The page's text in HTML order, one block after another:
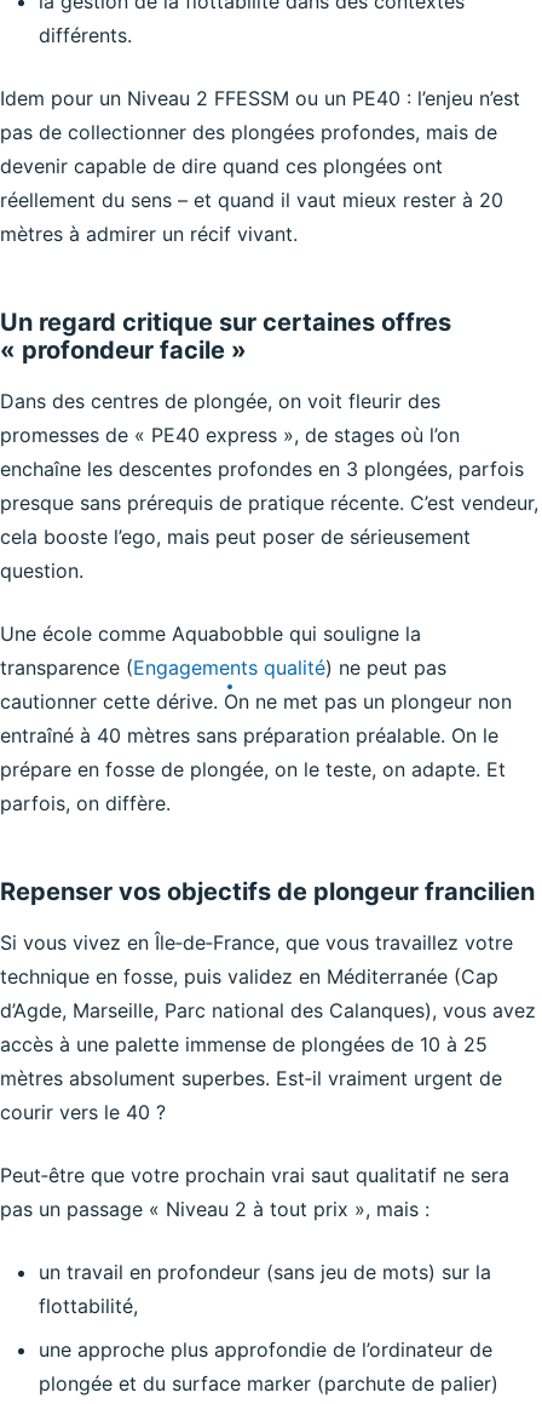
différents.
Idem pour un Niveau 2 FFESSM ou un PE40 : l’enjeu n’est
pas de collectionner des plongées profondes, mais de
devenir capable de dire quand ces plongées ont
réellement du sens – et quand il vaut mieux rester à 20
mètres à admirer un récif vivant.
Un regard critique sur certaines offres
« profondeur facile »
Dans des centres de plongée, on voit fleurir des
promesses de « PE40 express », de stages où l’on
enchaîne les descentes profondes en 3 plongées, parfois
presque sans prérequis de pratique récente. C’est vendeur,
cela booste l’ego, mais peut poser de sérieusement
question.
Une école comme Aquabobble qui souligne la
transparence (Engagements qualité) ne peut pas
cautionner cette dérive. On ne met pas un plongeur non
entraîné à 40 mètres sans préparation préalable. On le
prépare en fosse de plongée, on le teste, on adapte. Et
parfois, on diffère.
Repenser vos objectifs de plongeur francilien
Si vous vivez en Île‑de‑France, que vous travaillez votre
technique en fosse, puis validez en Méditerranée (Cap
d’Agde, Marseille, Parc national des Calanques), vous avez
accès à une palette immense de plongées de 10 à 25
mètres absolument superbes. Est‑il vraiment urgent de
courir vers le 40 ?
Peut‑être que votre prochain vrai saut qualitatif ne sera
pas un passage « Niveau 2 à tout prix », mais :
un travail en profondeur (sans jeu de mots) sur la
flottabilité,
une approche plus approfondie de l’ordinateur de
plongée et du surface marker (parchute de palier)